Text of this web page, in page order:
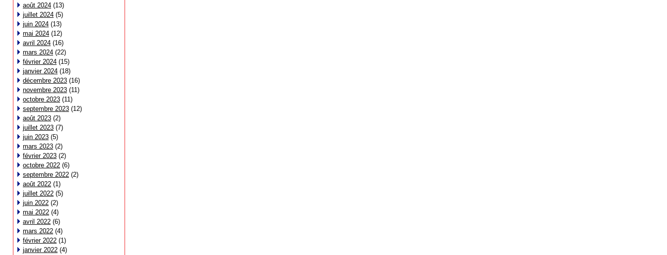
août 2024 (13)
juillet 2024 (5)
juin 2024 (13)
mai 2024 (12)
avril 2024 (16)
mars 2024 (22)
février 2024 (15)
janvier 2024 (18)
décembre 2023 (16)
novembre 2023 (11)
octobre 2023 (11)
septembre 2023 (12)
août 2023 (2)
juillet 2023 (7)
juin 2023 (5)
mars 2023 (2)
février 2023 (2)
octobre 2022 (6)
septembre 2022 (2)
août 2022 (1)
juillet 2022 (5)
juin 2022 (2)
mai 2022 (4)
avril 2022 (6)
mars 2022 (4)
février 2022 (1)
janvier 2022 (4)